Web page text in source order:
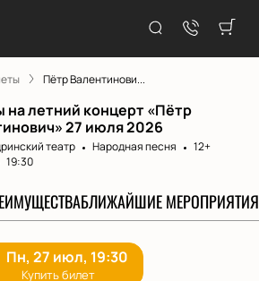
Пётр Валентинови...
на летний концерт «Пётр
27 июля 2026
театр Народная песня
12+
19:30
БЛИЖАЙШИЕ МЕРОПРИЯТИЯ